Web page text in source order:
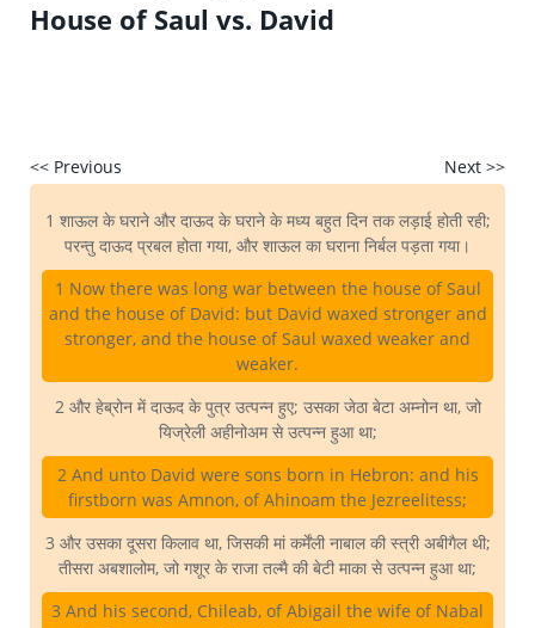
House of Saul vs. David
<< Previous Next >>
1 शाऊल के घराने और दाऊद के घराने के मध्य बहुत दिन तक लड़ाई होती रही;
परन्तु दाऊद प्रबल होता गया, और शाऊल का घराना निर्बल पड़ता गया।
1 Now there was long war between the house of Saul
and the house of David: but David waxed stronger and
stronger, and the house of Saul waxed weaker and
weaker.
2 और हेब्रोन में दाऊद के पुत्र उत्पन्न हुए; उसका जेठा बेटा अम्नोन था, जो
यिज्रेली अहीनोअम से उत्पन्न हुआ था;
2 And unto David were sons born in Hebron: and his
firstborn was Amnon, of Ahinoam the Jezreelitess;
3 और उसका दूसरा किलाव था, जिसकी मां कर्मेंली नाबाल की स्त्री अबीगैल थी;
तीसरा अबशालोम, जो गशूर के राजा तल्मै की बेटी माका से उत्पन्न हुआ था;
3 And his second, Chileab, of Abigail the wife of Nabal